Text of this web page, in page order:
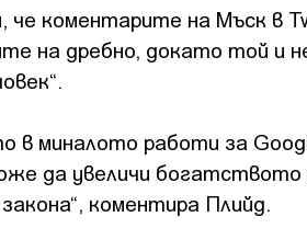
че коментарите на Мъск в
на дребно, докато той и
в миналото работи за
да увеличи богатството
коментира Плийд.